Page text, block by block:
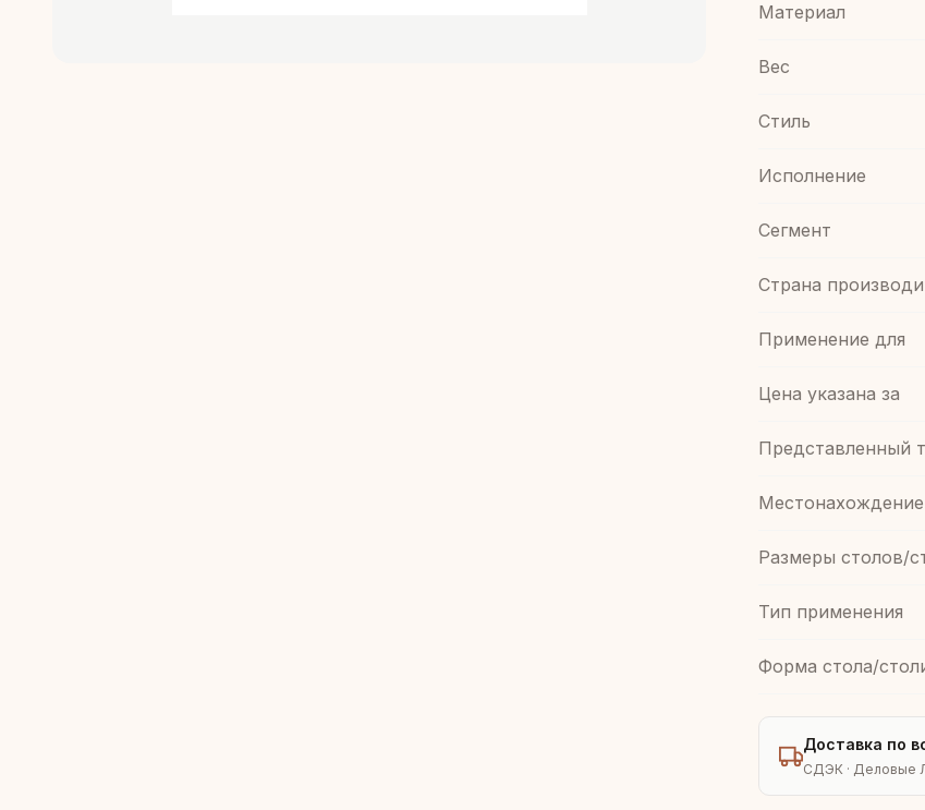
Материал
Вес
Стиль
Иcполнение
Сегмент
Страна
Применение для
Цена указана за
Представленный
Размеры столов/
Тип применения
Форма стола/
Доставка по
СДЭК · Деловые